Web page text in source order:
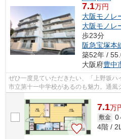
7.1万円
大阪モノレ
大阪モノレ
歩23分
阪急宝塚本
築52年 /
大阪府豊中
ぜひ一度見ていただきたい、「上野坂
市立第十一中学校があるのも魅力。通風
件です。こちらの物件はマンションで...
7.1万
敷金 0
4階 /